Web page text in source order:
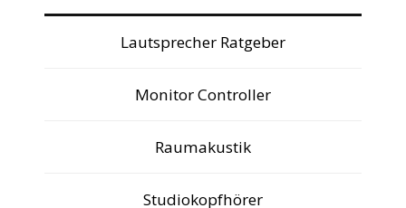
Lautsprecher Ratgeber
Monitor Controller
Raumakustik
Studiokopfhörer